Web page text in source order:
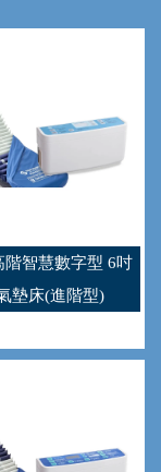
階智慧數字型 6吋
墊床(進階型)